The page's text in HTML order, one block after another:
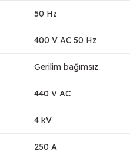
50 Hz
400 V AC 50 Hz
Gerilim bağımsız
440 V AC
4 kV
250 A